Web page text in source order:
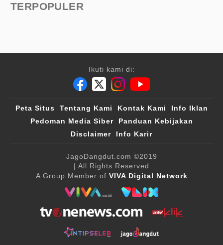
TERPOPULER
Ikuti kami di:
Peta Situs Tentang Kami Kontak Kami
Info Iklan
Pedoman Media Siber
Panduan Kebijakan
Disclaimer
Info Karir
JagoDangdut.com ©2019
| All Rights Reserved
A Group Member of VIVA Digital Network